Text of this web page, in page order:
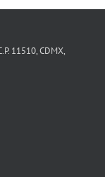
11510, CDMX,